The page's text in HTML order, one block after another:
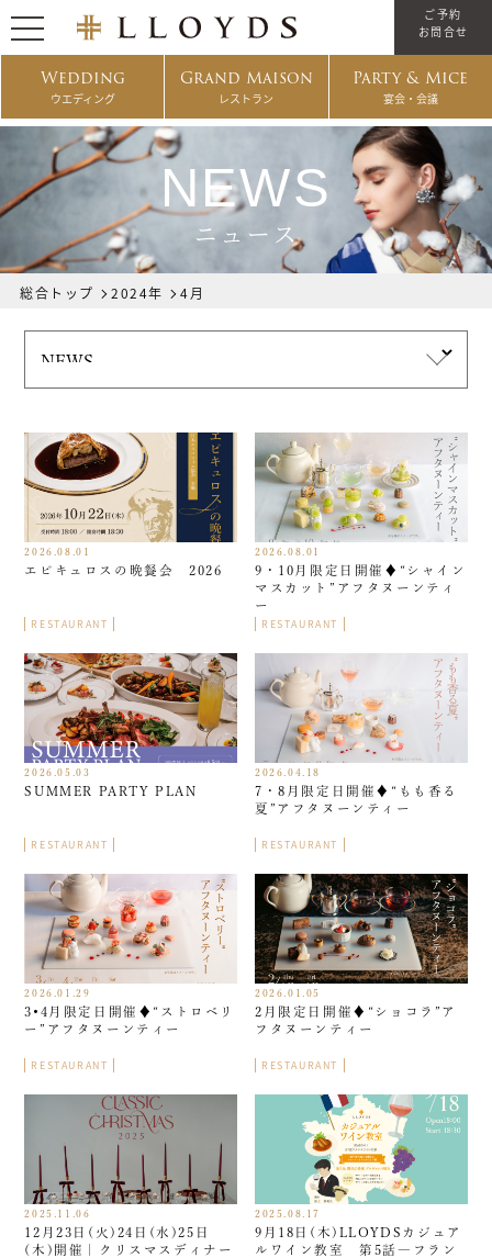
Wedding
ウエディング
Grand Maison
レストラン
Party & Mice
宴会・会議
ご予約
お問合せ
NEWS
ニュース
総合トップ 2024年 4月
2026.08.01
エピキュロスの晩餐会 2026
RESTAURANT
2026.08.01
9・10月限定日開催♦︎“シャイン
マスカット”アフタヌーンティ
ー
RESTAURANT
2026.05.03
SUMMER PARTY PLAN
RESTAURANT
2026.04.18
7・8月限定日開催♦︎“もも香る
夏”アフタヌーンティー
RESTAURANT
2026.01.29
3•4月限定日開催♦︎“ストロベリ
ー”アフタヌーンティー
RESTAURANT
2026.01.05
2月限定日開催♦︎“ショコラ”ア
フタヌーンティー
RESTAURANT
2025.11.06
12月23日(火)24日(水)25日
(木)開催｜クリスマスディナー
2025.08.17
9月18日(木)LLOYDSカジュア
ルワイン教室 第5話―フラン